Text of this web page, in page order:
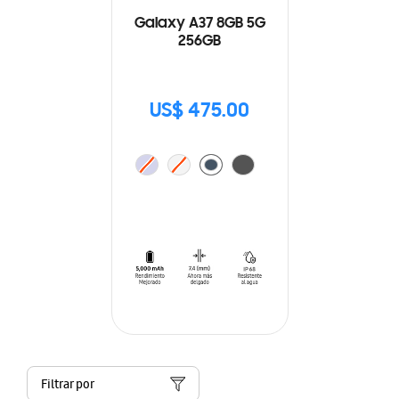
Galaxy A37 8GB 5G
256GB
US$ 475.00
Filtrar por